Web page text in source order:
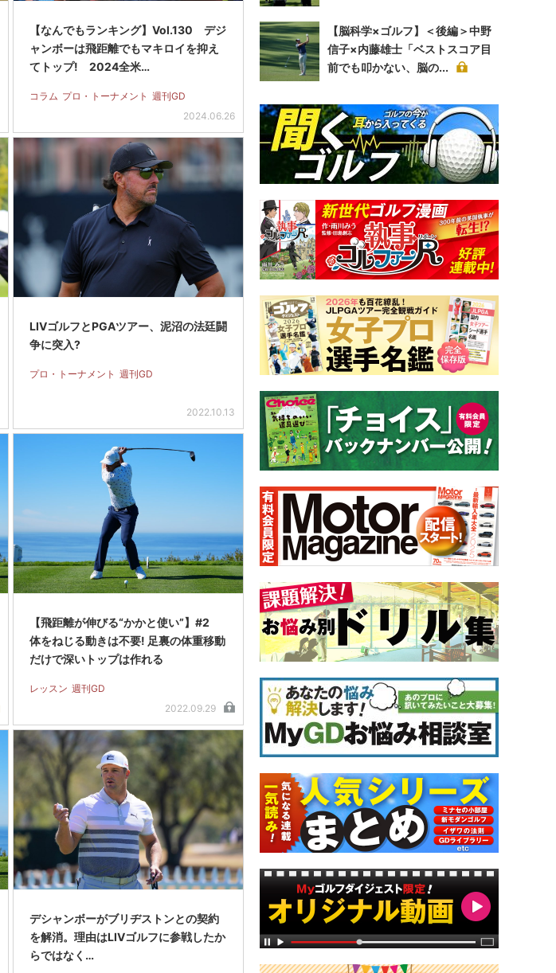
【なんでもランキング】Vol.130 デジ
ャンボーは飛距離でもマキロイを抑え
てトップ! 2024全米…
コラム プロ・トーナメント 週刊GD
2024.06.26
LIVゴルフとPGAツアー、泥沼の法廷闘
争に突入?
プロ・トーナメント 週刊GD
2022.10.13
【飛距離が伸びる“かかと使い”】#2
体をねじる動きは不要! 足裏の体重移動
だけで深いトップは作れる
レッスン 週刊GD
2022.09.29
デシャンボーがブリヂストンとの契約
を解消。理由はLIVゴルフに参戦したか
らではなく…
【脳科学×ゴルフ】＜後編＞中野
信子×内藤雄士「ベストスコア目
前でも叩かない、脳の...